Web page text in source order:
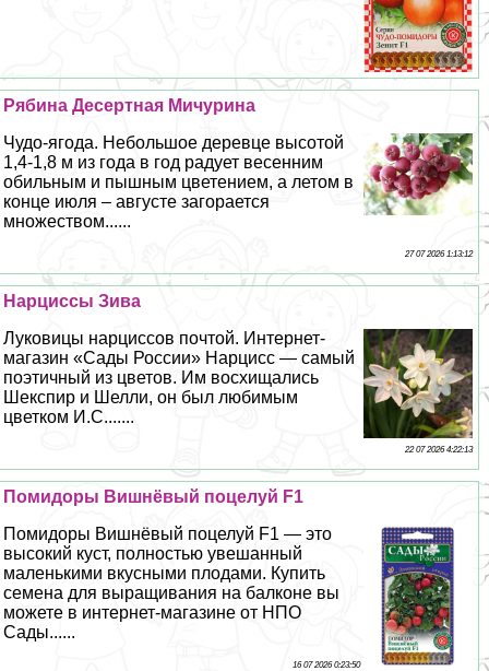
Рябина Десертная Мичурина
Чудо-ягода. Небольшое деревце высотой
1,4-1,8 м из года в год радует весенним
обильным и пышным цветением, а летом в
конце июля – августе загорается
множеством......
27 07 2026 1:13:12
Нарциссы Зива
Луковицы нарциссов почтой. Интернет-
магазин «Сады России» Нарцисс — самый
поэтичный из цветов. Им восхищались
Шекспир и Шелли, он был любимым
цветком И.С.......
22 07 2026 4:22:13
Помидоры Вишнёвый поцелуй F1
Помидоры Вишнёвый поцелуй F1 — это
высокий куст, полностью увешанный
маленькими вкусными плодами. Купить
семена для выращивания на балконе вы
можете в интернет-магазине от НПО
Сады......
16 07 2026 0:23:50